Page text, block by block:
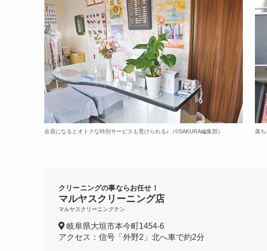
会員になるとオトクな特別サービスも受けられる♪（©️SAKURA編集部） 落ち
クリーニングの事ならお任せ！
マルヤスクリーニング店
マルヤスクリーニングテン
岐阜県大垣市本今町1454-6
アクセス：信号「外野2」北へ車で約2分